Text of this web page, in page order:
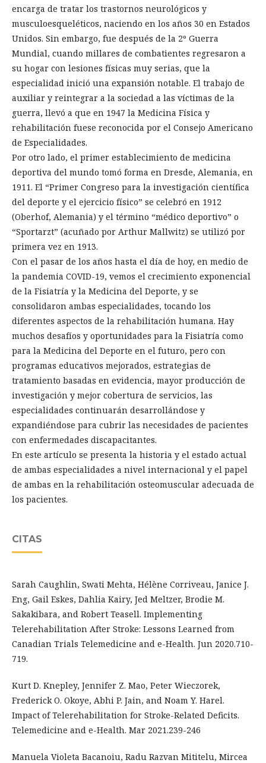
encarga de tratar los trastornos neurológicos y
musculoesqueléticos, naciendo en los años 30 en Estados
Unidos. Sin embargo, fue después de la 2º Guerra
Mundial, cuando millares de combatientes regresaron a
su hogar con lesiones físicas muy serias, que la
especialidad inició una expansión notable. El trabajo de
auxiliar y reintegrar a la sociedad a las víctimas de la
guerra, llevó a que en 1947 la Medicina Física y
rehabilitación fuese reconocida por el Consejo Americano
de Especialidades.
Por otro lado, el primer establecimiento de medicina
deportiva del mundo tomó forma en Dresde, Alemania, en
1911. El “Primer Congreso para la investigación científica
del deporte y el ejercicio físico” se celebró en 1912
(Oberhof, Alemania) y el término “médico deportivo” o
“Sportarzt” (acuñado por Arthur Mallwitz) se utilizó por
primera vez en 1913.
Con el pasar de los años hasta el día de hoy, en medio de
la pandemia COVID-19, vemos el crecimiento exponencial
de la Fisiatría y la Medicina del Deporte, y se
consolidaron ambas especialidades, tocando los
diferentes aspectos de la rehabilitación humana. Hay
muchos desafíos y oportunidades para la Fisiatría como
para la Medicina del Deporte en el futuro, pero con
programas educativos mejorados, estrategias de
tratamiento basadas en evidencia, mayor producción de
investigación y mejor cobertura de servicios, las
especialidades continuarán desarrollándose y
expandiéndose para cubrir las necesidades de pacientes
con enfermedades discapacitantes.
En este artículo se presenta la historia y el estado actual
de ambas especialidades a nivel internacional y el papel
de ambas en la rehabilitación osteomuscular adecuada de
los pacientes.
CITAS
Sarah Caughlin, Swati Mehta, Hélène Corriveau, Janice J.
Eng, Gail Eskes, Dahlia Kairy, Jed Meltzer, Brodie M.
Sakakibara, and Robert Teasell. Implementing
Telerehabilitation After Stroke: Lessons Learned from
Canadian Trials Telemedicine and e-Health. Jun 2020.710-
719.
Kurt D. Knepley, Jennifer Z. Mao, Peter Wieczorek,
Frederick O. Okoye, Abhi P. Jain, and Noam Y. Harel.
Impact of Telerehabilitation for Stroke-Related Deficits.
Telemedicine and e-Health. Mar 2021.239-246
Manuela Violeta Bacanoiu, Radu Razvan Mititelu, Mircea